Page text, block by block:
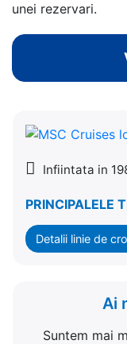
unei rezervari.
Infiintata in
PRINCIPALELE
Detalii linie de
Ai
Suntem mai